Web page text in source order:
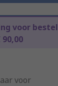
voor
voor